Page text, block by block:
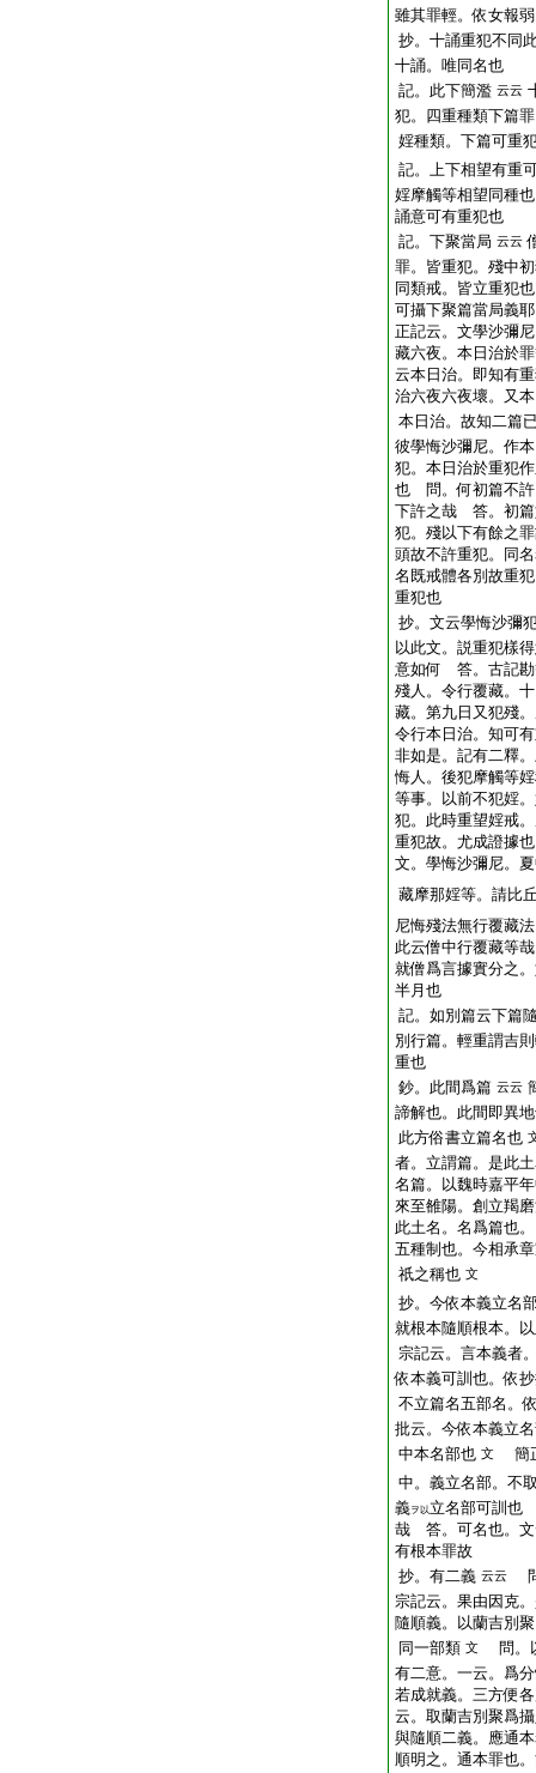
雖其罪輕。依女報
抄。十誦重犯不同
十誦。唯同名也
記。此下簡濫 云云
犯。四重種類下篇
婬種類。下篇可重
記。上下相望有重
婬摩觸等相望同種
誦意可有重犯也
記。下聚當局 云云
罪。皆重犯。殘中
同類戒。皆立重犯
可攝下聚篇當局義
正記云。文學沙彌
藏六夜。本日治於
云本日治。即知有
治六夜六夜壞。又
本日治。故知二篇
彼學悔沙彌尼。作
犯。本日治於重犯
也 問。何初篇不許
下許之哉 答。初篇
犯。殘以下有餘之
頭故不許重犯。同
名既戒體各別故重
重犯也
抄。文云學悔沙彌
以此文。説重犯樣
意如何 答。古記勘
殘人。令行覆藏。
藏。第九日又犯殘
令行本日治。知可
非如是。記有二釋
悔人。後犯摩觸等
等事。以前不犯婬
犯。此時重望婬戒
重犯故。尤成證據
文。學悔沙彌尼。
藏摩那婬等。請比
尼悔殘法無行覆藏
此云僧中行覆藏等
就僧爲言據實分之
半月也
記。如別篇云下篇
別行篇。輕重謂吉
重也
鈔。此間爲篇 云云
諦解也。此間即異
此方俗書立篇名也
者。立謂篇。是此
名篇。以魏時嘉平
來至雒陽。創立羯
此土名。名爲篇也
五種制也。今相承
祇之稱也 文
抄。今依本義立名
就根本隨順根本。
宗記云。言本義者
依本義可訓也。依
不立篇名五部名。
批云。今依本義立
中本名部也 文
簡
中。義立名部。不
義ヲ以立名部可訓也
哉 答。可名也。文
有根本罪故
抄。有二義 云云
宗記云。果由因克
隨順義。以蘭吉別
同一部類 文
問。
有二意。一云。爲
若成就義。三方便
云。取蘭吉別聚爲
與隨順二義。應通
順明之。通本罪也